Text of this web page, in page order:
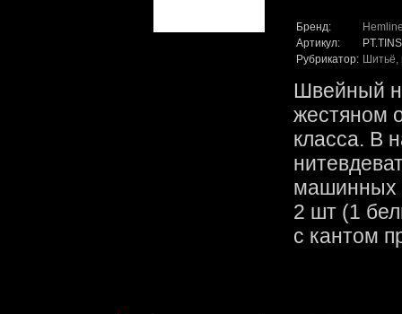
Бренд:
Артикул:
Рубрикатор: Шитьё,
Швейный
жестяном
класса. В
машинных
2 шт (1
с кантом